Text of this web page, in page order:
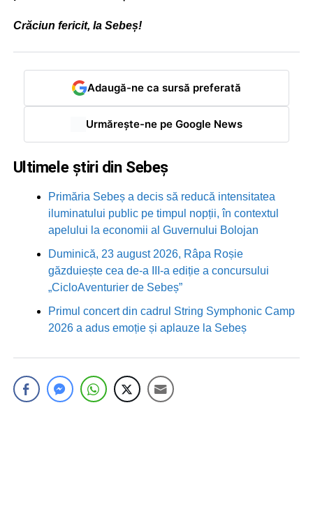
Crăciun fericit, la Sebeș!
Adaugă-ne ca sursă preferată
Urmărește-ne pe Google News
Ultimele știri din Sebeș
Primăria Sebeș a decis să reducă intensitatea
iluminatului public pe timpul nopții, în contextul
apelului la economii al Guvernului Bolojan
Duminică, 23 august 2026, Râpa Roșie
găzduiește cea de-a III-a ediție a concursului
„CicloAventurier de Sebeș”
Primul concert din cadrul String Symphonic Camp
2026 a adus emoție și aplauze la Sebeș